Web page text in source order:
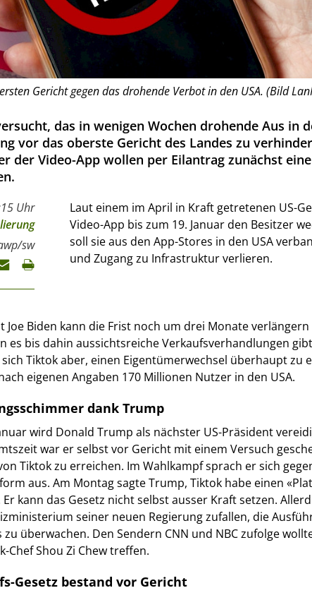
Gericht gegen das drohende Verbot in den USA. (Bild
das in wenigen Wochen drohende Aus in
vor das oberste Gericht des Landes zu
der Video-App wollen per Eilantrag zunächst
Uhr
sw
Laut einem im April in Kraft getretenen US-
Video-App bis zum 19. Januar den Besitzer
soll sie aus den App-Stores in den USA
und Zugang zu Infrastruktur verlieren.
Joe Biden kann die Frist noch um drei Monate
es bis dahin aussichtsreiche Verkaufsverhandlungen
Tiktok aber, einen Eigentümerwechsel überhaupt zu
eigenen Angaben 170 Millionen Nutzer in den USA.
dank Trump
wird Donald Trump als nächster US-Präsident
war er selbst vor Gericht mit einem Versuch
Tiktok zu erreichen. Im Wahlkampf sprach er sich
aus. Am Montag sagte Trump, Tiktok habe einen
Er kann das Gesetz nicht selbst ausser Kraft setzen.
seiner neuen Regierung zufallen, die
zu überwachen. Den Sendern CNN und NBC zufolge
Chef Shou Zi Chew treffen.
Gesetz bestand vor Gericht